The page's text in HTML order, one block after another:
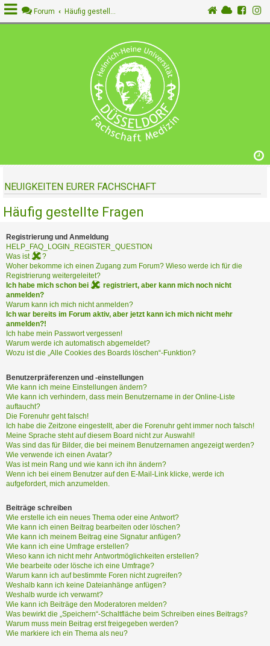
R
g
s
t
r
i
e
r
e
n
P
O
B
L
E
M
E
B
E
I
M
L
G
I
N
?
H
i
l
f
e
Forum Häufig gestellte Fragen
NEUIGKEITEN EURER FACHSCHAFT
Häufig gestellte Fragen
Registrierung und Anmeldung
HELP_FAQ_LOGIN_REGISTER_QUESTION
Was ist
?
Woher bekomme ich einen Zugang zum Forum? Wieso werde ich für die
Registrierung weitergeleitet?
Ich habe mich schon bei
registriert, aber kann mich noch nicht
anmelden?
Warum kann ich mich nicht anmelden?
Ich war bereits im Forum aktiv, aber jetzt kann ich mich nicht mehr
anmelden?!
Ich habe mein Passwort vergessen!
Warum werde ich automatisch abgemeldet?
Wozu ist die „Alle Cookies des Boards löschen“-Funktion?
Benutzerpräferenzen und -einstellungen
Wie kann ich meine Einstellungen ändern?
Wie kann ich verhindern, dass mein Benutzername in der Online-Liste
auftaucht?
Die Forenuhr geht falsch!
Ich habe die Zeitzone eingestellt, aber die Forenuhr geht immer noch falsch!
Meine Sprache steht auf diesem Board nicht zur Auswahl!
Was sind das für Bilder, die bei meinem Benutzernamen angezeigt werden?
Wie verwende ich einen Avatar?
Was ist mein Rang und wie kann ich ihn ändern?
Wenn ich bei einem Benutzer auf den E-Mail-Link klicke, werde ich
aufgefordert, mich anzumelden.
Beiträge schreiben
Wie erstelle ich ein neues Thema oder eine Antwort?
Wie kann ich einen Beitrag bearbeiten oder löschen?
Wie kann ich meinem Beitrag eine Signatur anfügen?
Wie kann ich eine Umfrage erstellen?
Wieso kann ich nicht mehr Antwortmöglichkeiten erstellen?
Wie bearbeite oder lösche ich eine Umfrage?
Warum kann ich auf bestimmte Foren nicht zugreifen?
Weshalb kann ich keine Dateianhänge anfügen?
Weshalb wurde ich verwarnt?
Wie kann ich Beiträge den Moderatoren melden?
Was bewirkt die „Speichern“-Schaltfläche beim Schreiben eines Beitrags?
Warum muss mein Beitrag erst freigegeben werden?
Wie markiere ich ein Thema als neu?